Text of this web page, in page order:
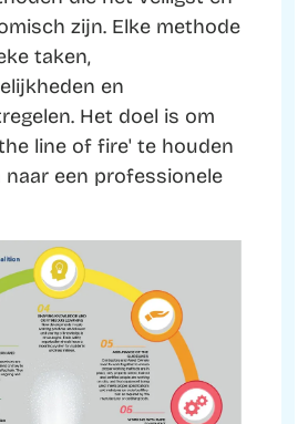
zijn. Elke methode
taken,
en
Het doel is om
line of fire' te houden
naar een professionele